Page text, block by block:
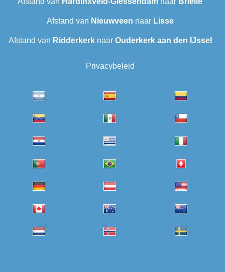
Afstand van Nieuwveen naar Lisse
Afstand van Ridderkerknaar Ouderkerk aan den IJssel
Privacybeleid